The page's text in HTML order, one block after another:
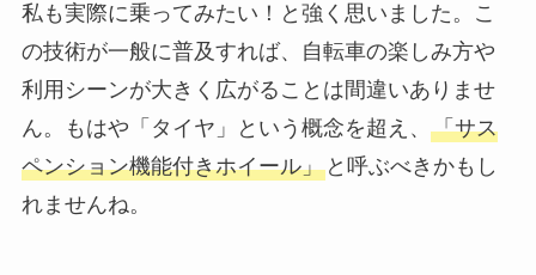
私も実際に乗ってみたい！と強く思いました。こ
の技術が一般に普及すれば、自転車の楽しみ方や
利用シーンが大きく広がることは間違いありませ
ん。もはや「タイヤ」という概念を超え、 「サス
ペンション機能付きホイール」と呼ぶべきかもし
れませんね。